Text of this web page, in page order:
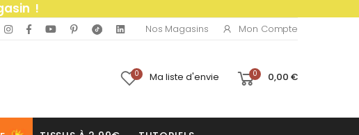
!
Nos Magasins Mon Compte
0 Ma liste d'envie 0 0,00 €